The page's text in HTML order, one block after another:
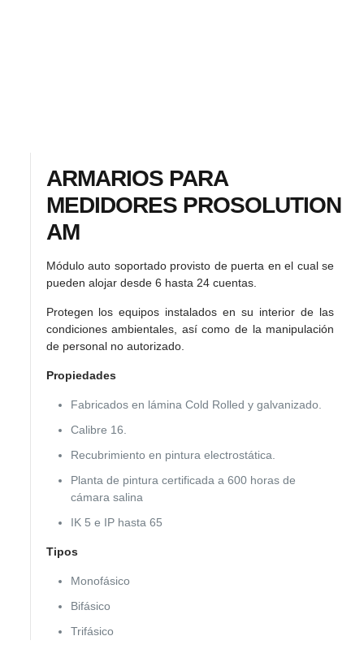
ARMARIOS PARA
MEDIDORES PROSOLUTION
AM
Módulo auto soportado provisto de puerta en el cual se
pueden alojar desde 6 hasta 24 cuentas.
Protegen los equipos instalados en su interior de las
condiciones ambientales, así como de la manipulación
de personal no autorizado.
Propiedades
Fabricados en lámina Cold Rolled y galvanizado.
Calibre 16.
Recubrimiento en pintura electrostática.
Planta de pintura certificada a 600 horas de
cámara salina
IK 5 e IP hasta 65
Tipos
Monofásico
Bifásico
Trifásico